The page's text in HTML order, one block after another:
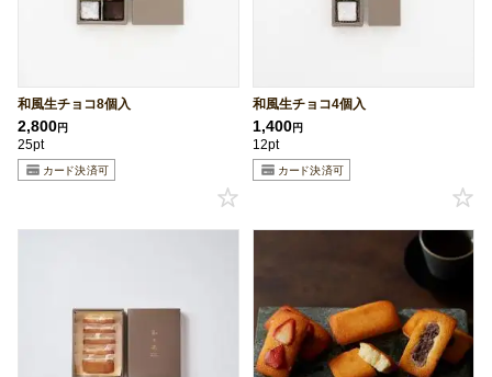
和風生チョコ8個入
2,800円
25pt
和風生チョコ4個入
1,400円
12pt